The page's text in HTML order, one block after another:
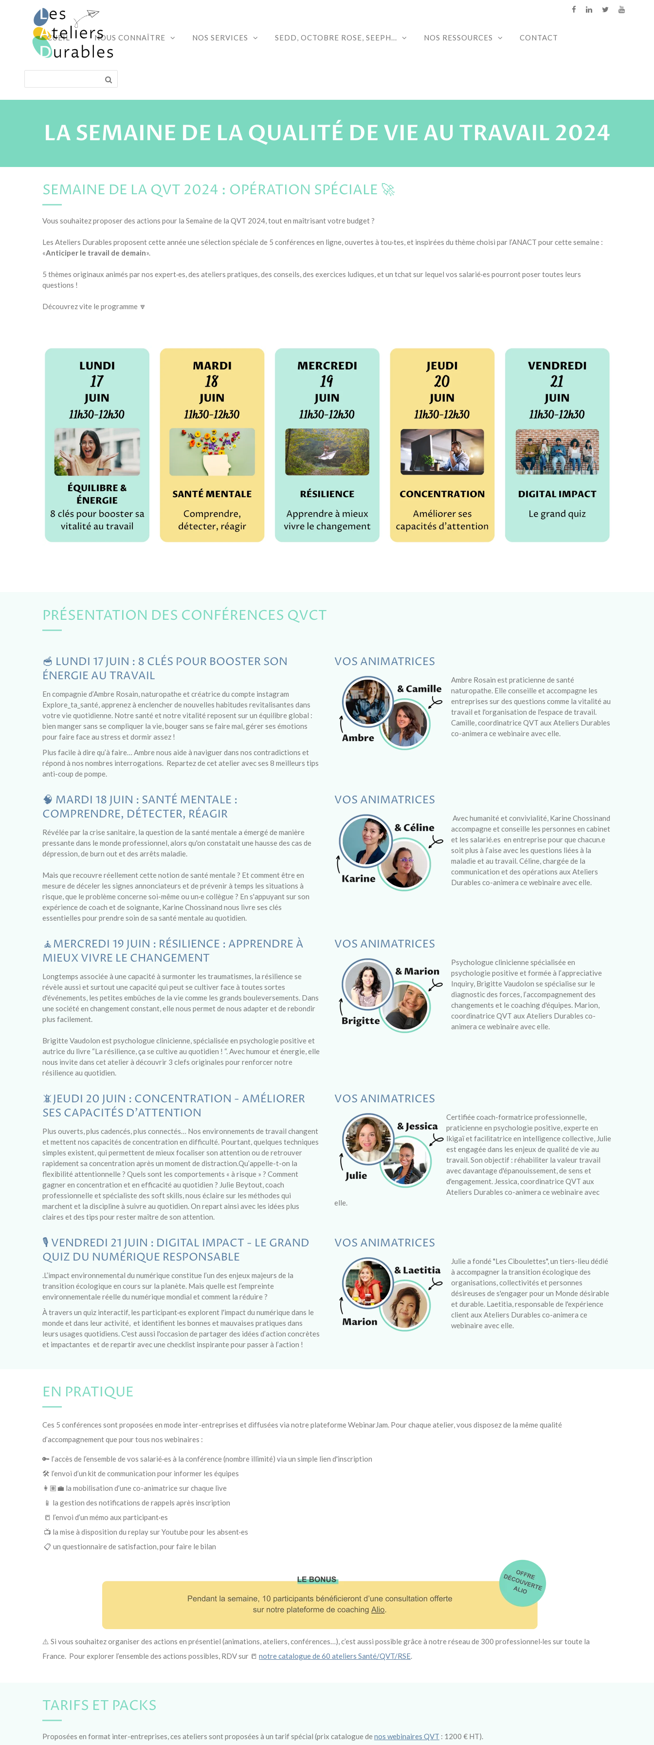
ACCUEIL NOUS CONNAÎTRE NOS SERVICES SEDD, OCTOBRE ROSE, SEEPH... NOS RESSOURCES CONTACT
LA SEMAINE DE LA QUALITÉ DE VIE AU TRAVAIL 2024
SEMAINE DE LA QVT 2024 : OPÉRATION SPÉCIALE 🚀
Vous souhaitez proposer des actions pour la Semaine de la QVT 2024, tout en maîtrisant votre budget ?
Les Ateliers Durables proposent cette année une sélection spéciale de 5 conférences en ligne, ouvertes à tou·tes, et inspirées du thème choisi par l’ANACT pour cette semaine :
«Anticiper le travail de demain».
5 thèmes originaux animés par nos expert·es, des ateliers pratiques, des conseils, des exercices ludiques, et un tchat sur lequel vos salarié·es pourront poser toutes leurs
questions !
Découvrez vite le programme 🔽
PRÉSENTATION DES CONFÉRENCES QVCT
🥣 LUNDI 17 JUIN : 8 CLÉS POUR BOOSTER SON
ÉNERGIE AU TRAVAIL
En compagnie d’Ambre Rosain, naturopathe et créatrice du compte instagram
Explore_ta_santé, apprenez à enclencher de nouvelles habitudes revitalisantes dans
votre vie quotidienne. Notre santé et notre vitalité reposent sur un équilibre global :
bien manger sans se compliquer la vie, bouger sans se faire mal, gérer ses émotions
pour faire face au stress et dormir assez !
Plus facile à dire qu’à faire… Ambre nous aide à naviguer dans nos contradictions et
répond à nos nombres interrogations. Repartez de cet atelier avec ses 8 meilleurs tips
anti-coup de pompe.
VOS ANIMATRICES
Ambre Rosain est praticienne de santé
naturopathe. Elle conseille et accompagne les
entreprises sur des questions comme la vitalité au
travail et l'organisation de l'espace de travail.
Camille, coordinatrice QVT aux Ateliers Durables
co-animera ce webinaire avec elle.
🧠 MARDI 18 JUIN : SANTÉ MENTALE :
COMPRENDRE, DÉTECTER, RÉAGIR
Révélée par la crise sanitaire, la question de la santé mentale a émergé de manière
pressante dans le monde professionnel, alors qu'on constatait une hausse des cas de
dépression, de burn out et des arrêts maladie.
Mais que recouvre réellement cette notion de santé mentale ? Et comment être en
mesure de déceler les signes annonciateurs et de prévenir à temps les situations à
risque, que le problème concerne soi-même ou un·e collègue ? En s'appuyant sur son
expérience de coach et de soignante, Karine Chossinand nous livre ses clés
essentielles pour prendre soin de sa santé mentale au quotidien.
VOS ANIMATRICES
Avec humanité et convivialité, Karine Chossinand
accompagne et conseille les personnes en cabinet
et les salarié.es en entreprise pour que chacun.e
soit plus à l’aise avec les questions liées à la
maladie et au travail.Céline, chargée de la
communication et des opérations aux Ateliers
Durables co-animera ce webinaire avec elle.
🧘MERCREDI 19 JUIN : RÉSILIENCE : APPRENDRE À
MIEUX VIVRE LE CHANGEMENT
Longtemps associée à une capacité à surmonter les traumatismes, la résilience se
révèle aussi et surtout une capacité qui peut se cultiver face à toutes sortes
d'événements, les petites embûches de la vie comme les grands bouleversements. Dans
une société en changement constant, elle nous permet de nous adapter et de rebondir
plus facilement.
Brigitte Vaudolon est psychologue clinicienne, spécialisée en psychologie positive et
autrice du livre “La résilience, ça se cultive au quotidien ! “. Avec humour et énergie, elle
nous invite dans cet atelier à découvrir 3 clefs originales pour renforcer notre
résilience au quotidien.
VOS ANIMATRICES
Psychologue clinicienne spécialisée en
psychologie positive et formée à l’appreciative
Inquiry, Brigitte Vaudolon se spécialise sur le
diagnostic des forces, l’accompagnement des
changements et le coaching d'équipes. Marion,
coordinatrice QVT aux Ateliers Durables co-
animera ce webinaire avec elle.
📵JEUDI 20 JUIN : CONCENTRATION - AMÉLIORER
SES CAPACITÉS D'ATTENTION
Plus ouverts, plus cadencés, plus connectés… Nos environnements de travail changent
et mettent nos capacités de concentration en difficulté. Pourtant, quelques techniques
simples existent, qui permettent de mieux focaliser son attention ou de retrouver
rapidement sa concentration après un moment de distraction.Qu’appelle-t-on la
flexibilité attentionnelle ? Quels sont les comportements « à risque » ? Comment
gagner en concentration et en efficacité au quotidien ? Julie Beytout, coach
professionnelle et spécialiste des soft skills, nous éclaire sur les méthodes qui
marchent et la discipline à suivre au quotidien. On repart ainsi avec les idées plus
claires et des tips pour rester maître de son attention.
VOS ANIMATRICES
Certifiée coach-formatrice professionnelle,
praticienne en psychologie positive, experte en
Ikigaï et facilitatrice en intelligence collective, Julie
est engagée dans les enjeux de qualité de vie au
travail. Son objectif : réhabiliter la valeur travail
avec davantage d'épanouissement, de sens et
d'engagement. Jessica, coordinatrice QVT aux
Ateliers Durables co-animera ce webinaire avec
elle.
🎙️ VENDREDI 21 JUIN : DIGITAL IMPACT - LE GRAND
QUIZ DU NUMÉRIQUE RESPONSABLE
.L’impact environnemental du numérique constitue l’un des enjeux majeurs de la
transition écologique en cours sur la planète. Mais quelle est l’empreinte
environnementale réelle du numérique mondial et comment la réduire ?
À travers un quiz interactif, les participant·es explorent l'impact du numérique dans le
monde et dans leur activité, et identifient les bonnes et mauvaises pratiques dans
leurs usages quotidiens. C'est aussi l'occasion de partager des idées d’action concrètes
et impactantes et de repartir avec une checklist inspirante pour passer à l’action !
VOS ANIMATRICES
Julie a fondé "Les Ciboulettes", un tiers-lieu dédié
à accompagner la transition écologique des
organisations, collectivités et personnes
désireuses de s'engager pour un Monde désirable
et durable. Laetitia, responsable de l'expérience
client aux Ateliers Durables co-animera ce
webinaire avec elle.
EN PRATIQUE
Ces 5 conférences sont proposées en mode inter-entreprises et diffusées via notre plateforme WebinarJam. Pour chaque atelier, vous disposez de la même qualité
d’accompagnement que pour tous nos webinaires :
🔑 l’accès de l’ensemble de vos salarié·es à la conférence (nombre illimité) via un simple lien d'inscription
🛠️ l’envoi d’un kit de communication pour informer les équipes
👩🏽‍💼 la mobilisation d’une co-animatrice sur chaque live
📱 la gestion des notifications de rappels après inscription
📒 l’envoi d’un mémo aux participant·es
📺 la mise à disposition du replay sur Youtube pour les absent·es
📋 un questionnaire de satisfaction, pour faire le bilan
⚠️ Si vous souhaitez organiser des actions en présentiel (animations, ateliers, conférences…), c’est aussi possible grâce à notre réseau de 300 professionnel·les sur toute la
France. Pour explorer l’ensemble des actions possibles, RDV sur 📒 notre catalogue de 60 ateliers Santé/QVT/RSE.
TARIFS ET PACKS
Proposées en format inter-entreprises, ces ateliers sont proposées à un tarif spécial (prix catalogue denos webinaires QVT : 1200 € HT).